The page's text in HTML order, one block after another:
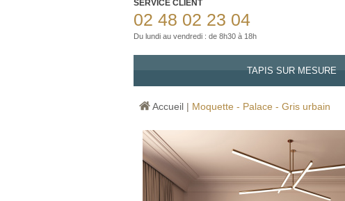
SERVICE CLIENT
02 48 02 23 04
Du lundi au vendredi : de 8h30 à 18h
TAPIS SUR MESURE
Accueil | Moquette - Palace - Gris urbain